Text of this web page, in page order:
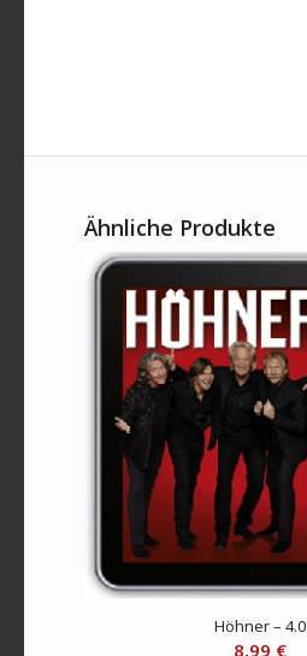
Ähnliche Produkte
Höhner – 4.0
8,99 €